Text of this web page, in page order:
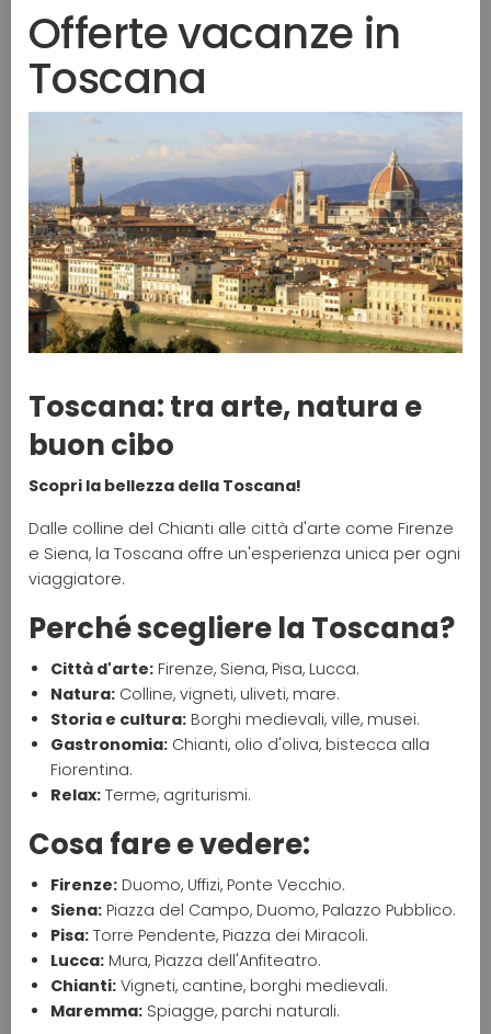
Offerte vacanze in
Toscana
Toscana: tra arte, natura e
buon cibo
Scopri la bellezza della Toscana!
Dalle colline del Chianti alle città d'arte come Firenze
e Siena, la Toscana offre un'esperienza unica per ogni
viaggiatore.
Perché scegliere la Toscana?
Città d'arte: Firenze, Siena, Pisa, Lucca.
Natura: Colline, vigneti, uliveti, mare.
Storia e cultura: Borghi medievali, ville, musei.
Gastronomia: Chianti, olio d'oliva, bistecca alla
Fiorentina.
Relax: Terme, agriturismi.
Cosa fare e vedere:
Firenze: Duomo, Uffizi, Ponte Vecchio.
Siena: Piazza del Campo, Duomo, Palazzo Pubblico.
Pisa: Torre Pendente, Piazza dei Miracoli.
Lucca: Mura, Piazza dell'Anfiteatro.
Chianti: Vigneti, cantine, borghi medievali.
Maremma: Spiagge, parchi naturali.